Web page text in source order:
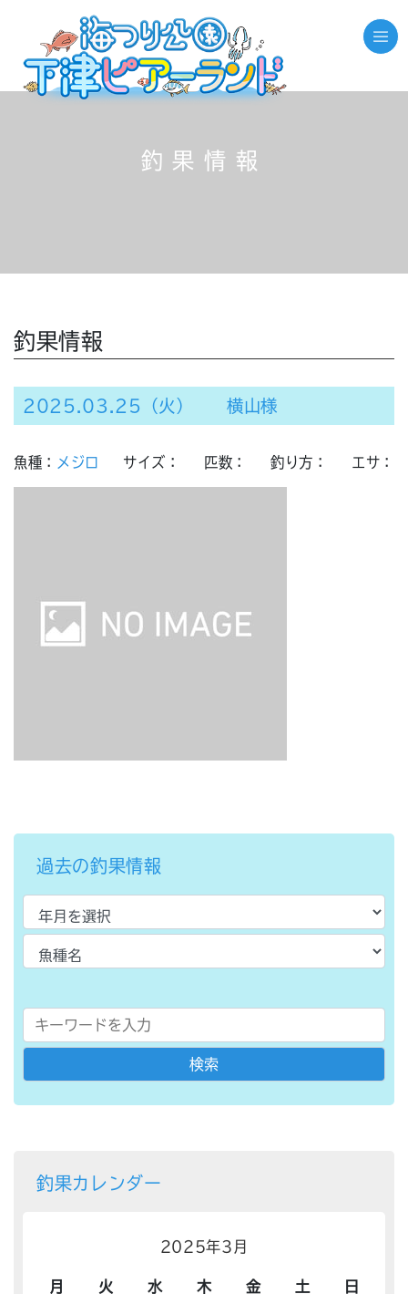
釣果情報
釣果情報
2025.03.25（火） 横山様
魚種： メジロ サイズ： 匹数： 釣り方： エサ：
過去の釣果情報
釣果カレンダー
2025年3月
月 火 水 木 金 土
日